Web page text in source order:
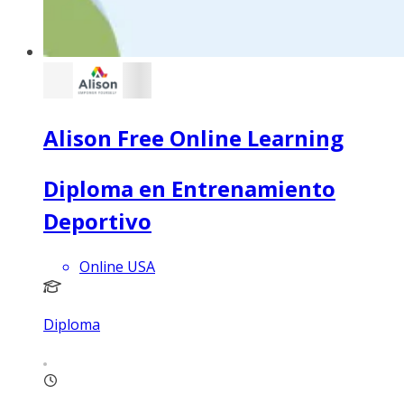
Alison Free Online Learning
Diploma en Entrenamiento
Deportivo
Online USA
Diploma